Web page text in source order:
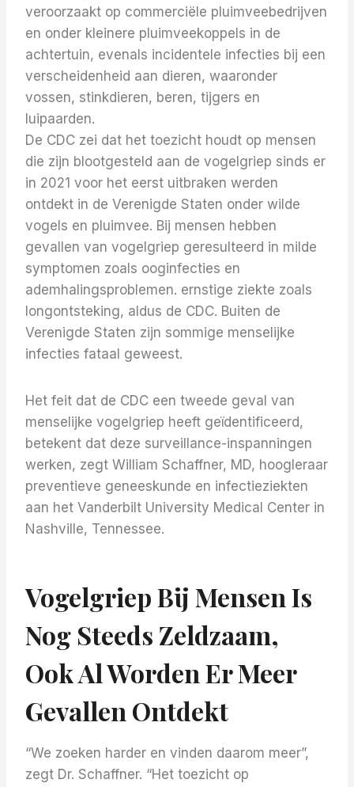
veroorzaakt op commerciële pluimveebedrijven
en onder kleinere pluimveekoppels in de
achtertuin, evenals incidentele infecties bij een
verscheidenheid aan dieren, waaronder
vossen, stinkdieren, beren, tijgers en
luipaarden.
De CDC zei dat het toezicht houdt op mensen
die zijn blootgesteld aan de vogelgriep sinds er
in 2021 voor het eerst uitbraken werden
ontdekt in de Verenigde Staten onder wilde
vogels en pluimvee. Bij mensen hebben
gevallen van vogelgriep geresulteerd in milde
symptomen zoals ooginfecties en
ademhalingsproblemen. ernstige ziekte zoals
longontsteking, aldus de CDC. Buiten de
Verenigde Staten zijn sommige menselijke
infecties fataal geweest.
Het feit dat de CDC een tweede geval van
menselijke vogelgriep heeft geïdentificeerd,
betekent dat deze surveillance-inspanningen
werken, zegt William Schaffner, MD, hoogleraar
preventieve geneeskunde en infectieziekten
aan het Vanderbilt University Medical Center in
Nashville, Tennessee.
Vogelgriep Bij Mensen Is
Nog Steeds Zeldzaam,
Ook Al Worden Er Meer
Gevallen Ontdekt
“We zoeken harder en vinden daarom meer”,
zegt Dr. Schaffner. “Het toezicht op